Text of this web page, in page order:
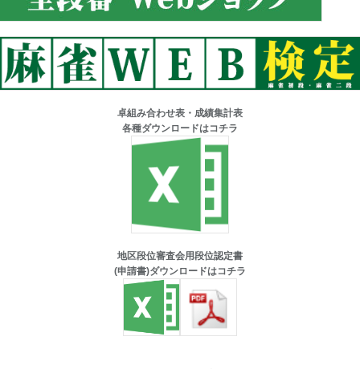
卓組み合わせ表・成績集計表
各種ダウンロードはコチラ
地区段位審査会用段位認定書
(申請書)ダウンロードはコチラ